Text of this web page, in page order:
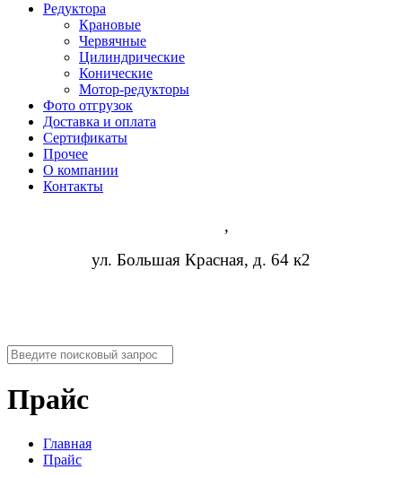
Редуктора
Крановые
Червячные
Цилиндрические
Конические
Мотор-редукторы
Фото отгрузок
Доставка и оплата
Сертификаты
Прочее
О компании
Контакты
,
ул. Большая Красная, д. 64 к2
Прайс
Главная
Прайс